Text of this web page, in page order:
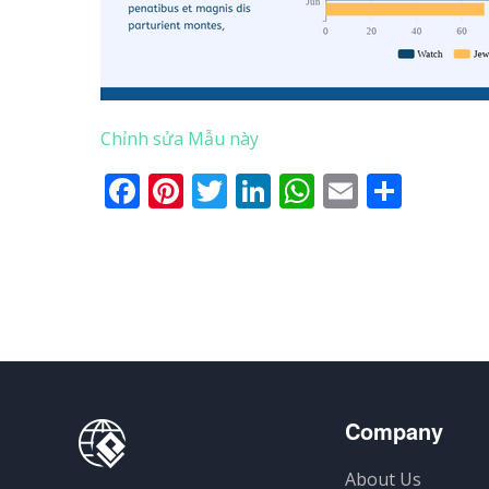
Chỉnh sửa Mẫu này
Facebook
Pinterest
Twitter
LinkedIn
WhatsApp
Email
Company
About Us